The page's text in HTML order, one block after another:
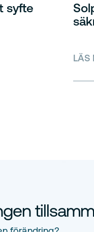
syfte
LÄS